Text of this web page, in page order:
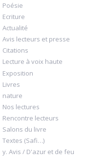
Poésie
Ecriture
Actualité
Avis lecteurs et presse
Citations
Lecture à voix haute
Exposition
Livres
nature
Nos lectures
Rencontre lecteurs
Salons du livre
Textes (Safi…)
y. Avis / D'azur et de feu